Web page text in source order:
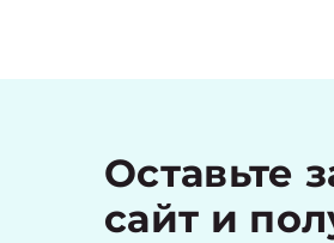
Оставьте
сайт и